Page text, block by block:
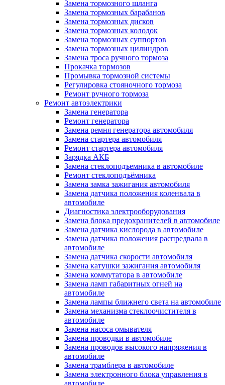
Замена тормозного шланга
Замена тормозных барабанов
Замена тормозных дисков
Замена тормозных колодок
Замена тормозных суппортов
Замена тормозных цилиндров
Замена троса ручного тормоза
Прокачка тормозов
Промывка тормозной системы
Регулировка стояночного тормоза
Ремонт ручного тормоза
Ремонт автоэлектрики
Замена генератора
Ремонт генератора
Замена ремня генератора автомобиля
Замена стартера автомобиля
Ремонт стартера автомобиля
Зарядка АКБ
Замена стеклоподъемника в автомобиле
Ремонт стеклоподъёмника
Замена замка зажигания автомобиля
Замена датчика положения коленвала в
автомобиле
Диагностика электрооборудования
Замена блока предохранителей в автомобиле
Замена датчика кислорода в автомобиле
Замена датчика положения распредвала в
автомобиле
Замена датчика скорости автомобиля
Замена катушки зажигания автомобиля
Замена коммутатора в автомобиле
Замена ламп габаритных огней на
автомобиле
Замена лампы ближнего света на автомобиле
Замена механизма стеклоочистителя в
автомобиле
Замена насоса омывателя
Замена проводки в автомобиле
Замена проводов высокого напряжения в
автомобиле
Замена трамблера в автомобиле
Замена электронного блока управления в
автомобиле